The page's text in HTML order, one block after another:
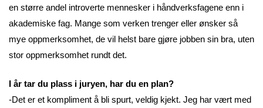
en større andel introverte mennesker i håndverksfagene enn i
akademiske fag. Mange som verken trenger eller ønsker så
mye oppmerksomhet, de vil helst bare gjøre jobben sin bra, uten
stor oppmerksomhet rundt det.
I år tar du plass i juryen, har du en plan?
-Det er et kompliment å bli spurt, veldig kjekt. Jeg har vært med